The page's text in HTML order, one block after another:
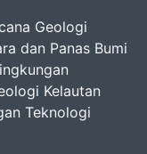
Geologi
dan Panas Bumi
Kelautan
Teknologi